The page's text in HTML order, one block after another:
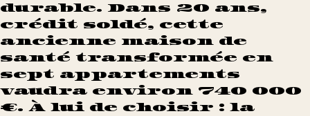
durable. Dans 20 ans,
crédit soldé, cette
ancienne maison de
santé transformée en
sept appartements
vaudra environ 740 000
€. À lui de choisir : la